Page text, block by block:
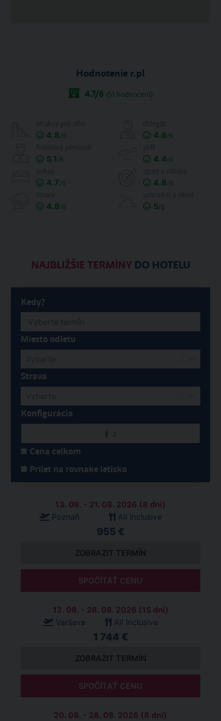
Hodnotenie r.pl
4.7/6 (51 hodnocení)
4.8/6 4.8/6
5.1 /6 4.4/6
4.7/6 4.8/6
4.8/6 5/6
NAJBLIŽŠIE TERMÍNYDO HOTELU
Kedy?
Miesto odletu
Strava
Konfigurácia
Cena celkom
Prílet na rovnake letisko
13. 08. - 21. 08. 2026 (8 dní)
Poznaň
All Inclusive
955 €
ZOBRAZIT TERMÍN
SPOČÍTAŤ CENU
13. 08. - 28. 08. 2026 (15 dní)
Varšava
All Inclusive
1 744 €
ZOBRAZIT TERMÍN
SPOČÍTAŤ CENU
20. 08. - 28. 08. 2026 (8 dní)